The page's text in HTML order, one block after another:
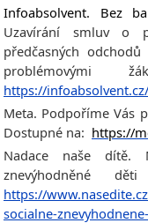
Infoabsolvent. Bez
Uzavírání smluv o
předčasných
problémovými
https://
Meta. Podpoříme Vás
Dostupné na: https://
Nadace naše dítě.
znevýhodněné
https://
socialne-